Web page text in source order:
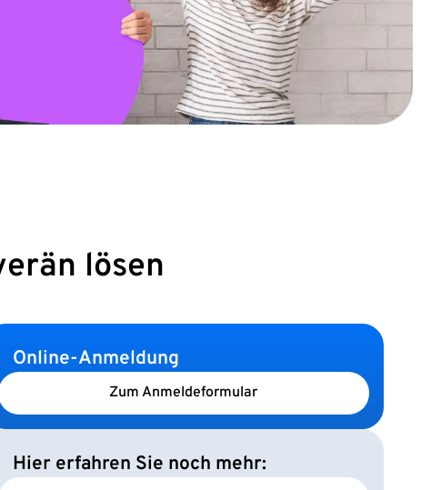
lösen
Online-Anmeldung
Zum Anmeldeformular
Hier erfahren Sie noch mehr: